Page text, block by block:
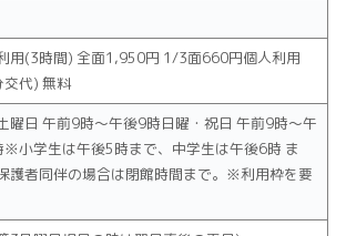
用(3時間) 全面1,950円 1/3面660円個人利用
代) 無料
曜日 午前9時～午後9時日曜・祝日 午前9時～午
※小学生は午後5時まで、中学生は午後6時 ま
護者同伴の場合は閉館時間まで。※利用枠を要